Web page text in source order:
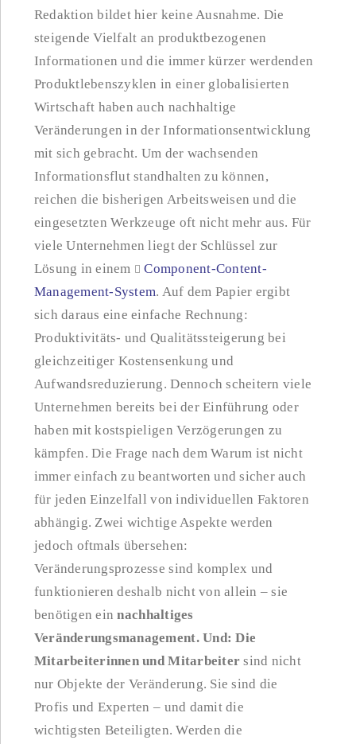
Redaktion bildet hier keine Ausnahme. Die
steigende Vielfalt an produktbezogenen
Informationen und die immer kürzer werdenden
Produktlebenszyklen in einer globalisierten
Wirtschaft haben auch nachhaltige
Veränderungen in der Informationsentwicklung
mit sich gebracht. Um der wachsenden
Informationsflut standhalten zu können,
reichen die bisherigen Arbeitsweisen und die
eingesetzten Werkzeuge oft nicht mehr aus. Für
viele Unternehmen liegt der Schlüssel zur
Lösung in einem
Component-Content-
Management-System. Auf dem Papier ergibt
sich daraus eine einfache Rechnung:
Produktivitäts- und Qualitätssteigerung bei
gleichzeitiger Kostensenkung und
Aufwandsreduzierung. Dennoch scheitern viele
Unternehmen bereits bei der Einführung oder
haben mit kostspieligen Verzögerungen zu
kämpfen. Die Frage nach dem Warum ist nicht
immer einfach zu beantworten und sicher auch
für jeden Einzelfall von individuellen Faktoren
abhängig. Zwei wichtige Aspekte werden
jedoch oftmals übersehen:
Veränderungsprozesse sind komplex und
funktionieren deshalb nicht von allein – sie
benötigen einnachhaltiges
Veränderungsmanagement. Und: Die
Mitarbeiterinnen und Mitarbeiter sind nicht
nur Objekte der Veränderung. Sie sind die
Profis und Experten – und damit die
wichtigsten Beteiligten. Werden die